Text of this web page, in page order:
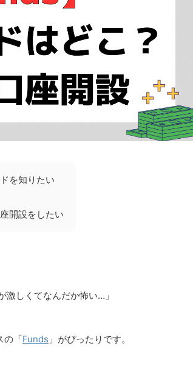
を知りたい
開設をしたい
激しくてなんだか怖い…」
の「Funds 」がぴったりです。